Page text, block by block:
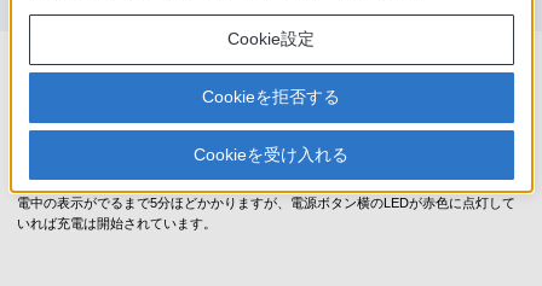
電池が消耗しバッテリーの残量がなくなる場合があります。
コンピューターで充電する場合は、必ずコンピューターが起動している状態で本機を
※コンピューター接続時、バッテリーの残量が完全になくなっている場合、画面に充
電中の表示がでるまで5分ほどかかりますが、電源ボタン横のLEDが赤色に点灯して
いれば充電は開始されています。
Cookie設定
Cookieを拒否する
Cookieを受け入れる